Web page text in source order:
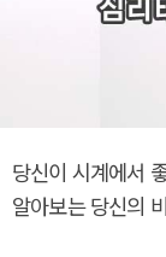
당신이 시계에서
알아보는 당신의